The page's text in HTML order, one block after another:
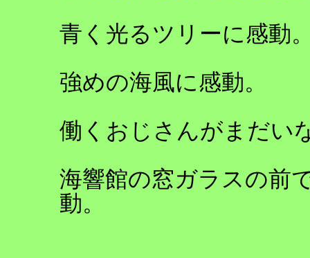
青く光るツリーに感動
強めの海風に感動。
働くおじさんがまだい
海響館の窓ガラスの前
動。